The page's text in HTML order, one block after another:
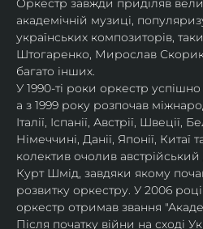
Оркестр завжди приділяв
академічній музиці,
українських композиторів,
Штогаренко, Мирослав
багато інших.
У 1990-ті роки оркестр
а з 1999 року розпочав
Італії, Іспанії, Австрії, Швеції,
Німеччині, Данії, Японії, Китаї
колектив очолив
Курт Шмід, завдяки якому
розвитку оркестру. У 2006
оркестр отримав звання
Після початку війни на сході